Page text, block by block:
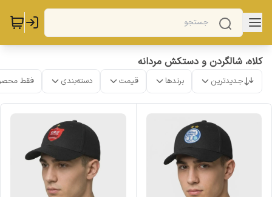
کلاه، شالگردن و دستکش مردانه
جدیدترین برندها قیمت دسته‌بندی فقط